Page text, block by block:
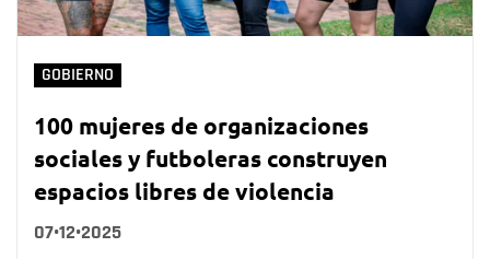
GOBIERNO
100 mujeres de organizaciones
sociales y futboleras construyen
espacios libres de violencia
07•12•2025